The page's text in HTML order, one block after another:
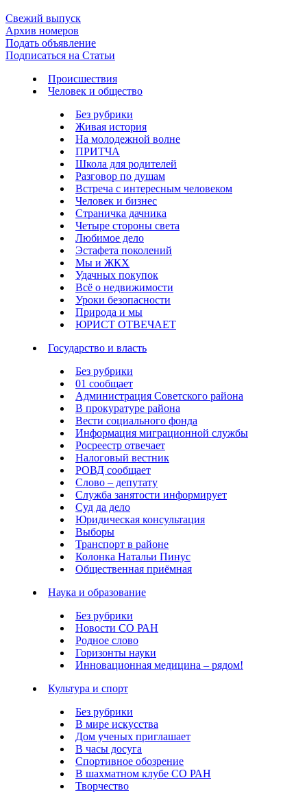
Свежий выпуск
Архив номеров
Подать объявление
Подписаться на Статьи
Происшествия
Человек и общество
Без рубрики
Живая история
На молодежной волне
ПРИТЧА
Школа для родителей
Разговор по душам
Встреча с интересным человеком
Человек и бизнес
Страничка дачника
Четыре стороны света
Любимое дело
Эстафета поколений
Мы и ЖКХ
Удачных покупок
Всё о недвижимости
Уроки безопасности
Природа и мы
ЮРИСТ ОТВЕЧАЕТ
Государство и власть
Без рубрики
01 сообщает
Администрация Советского района
В прокуратуре района
Вести социального фонда
Информация миграционной службы
Росреестр отвечает
Налоговый вестник
РОВД сообщает
Слово – депутату
Служба занятости информирует
Суд да дело
Юридическая консультация
Выборы
Транспорт в районе
Колонка Натальи Пинус
Общественная приёмная
Наука и образование
Без рубрики
Новости СО РАН
Родное слово
Горизонты науки
Инновационная медицина – рядом!
Культура и спорт
Без рубрики
В мире искусства
Дом ученых приглашает
В часы досуга
Спортивное обозрение
В шахматном клубе СО РАН
Творчество